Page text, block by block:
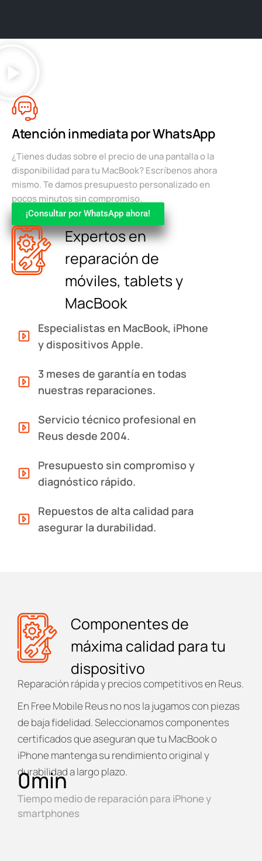
Atención inmediata por WhatsApp
¿Tienes dudas sobre el precio de una pantalla o la
disponibilidad para tu MacBook? Escríbenos ahora
mismo. Te damos presupuesto personalizado en
pocos minutos sin compromiso.
¡Consultar por WhatsApp ahora!
Expertos en
reparación de
móviles, tablets y
MacBook
Especialistas en MacBook, iPhone
y dispositivos Apple.
3 meses de garantía en todas
nuestras reparaciones.
Servicio técnico profesional en
Reus desde 2004.
Presupuesto sin compromiso y
diagnóstico rápido.
Repuestos de alta calidad para
asegurar la durabilidad.
Componentes de
máxima calidad para tu
dispositivo
Reparación rápida y precios competitivos en Reus.
En Free Mobile Reus no nos la jugamos con piezas
de baja fidelidad. Seleccionamos componentes
certificados que aseguran que tu MacBook o
iPhone mantenga su rendimiento original y
durabilidad a largo plazo.
Tiempo medio de reparación para iPhone y
smartphones
0min